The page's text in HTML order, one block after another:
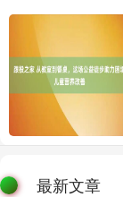
最新文章